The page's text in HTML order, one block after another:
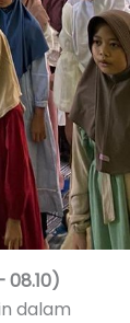
08.10)
dalam